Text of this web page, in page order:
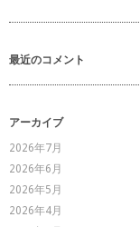
最近のコメント
アーカイブ
2026年7月
2026年6月
2026年5月
2026年4月